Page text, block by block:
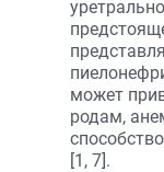
может
родам,
[1, 7].